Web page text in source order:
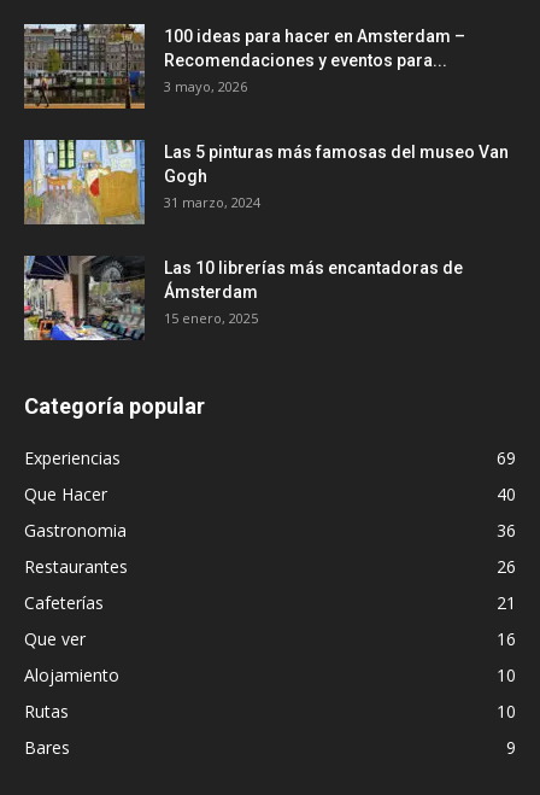
100 ideas para hacer en Amsterdam –
Recomendaciones y eventos para...
3 mayo, 2026
Las 5 pinturas más famosas del museo Van
Gogh
31 marzo, 2024
Las 10 librerías más encantadoras de
Ámsterdam
15 enero, 2025
Categoría popular
Experiencias
69
Que Hacer
40
Gastronomia
36
Restaurantes
26
Cafeterías
21
Que ver
16
Alojamiento
10
Rutas
10
Bares
9